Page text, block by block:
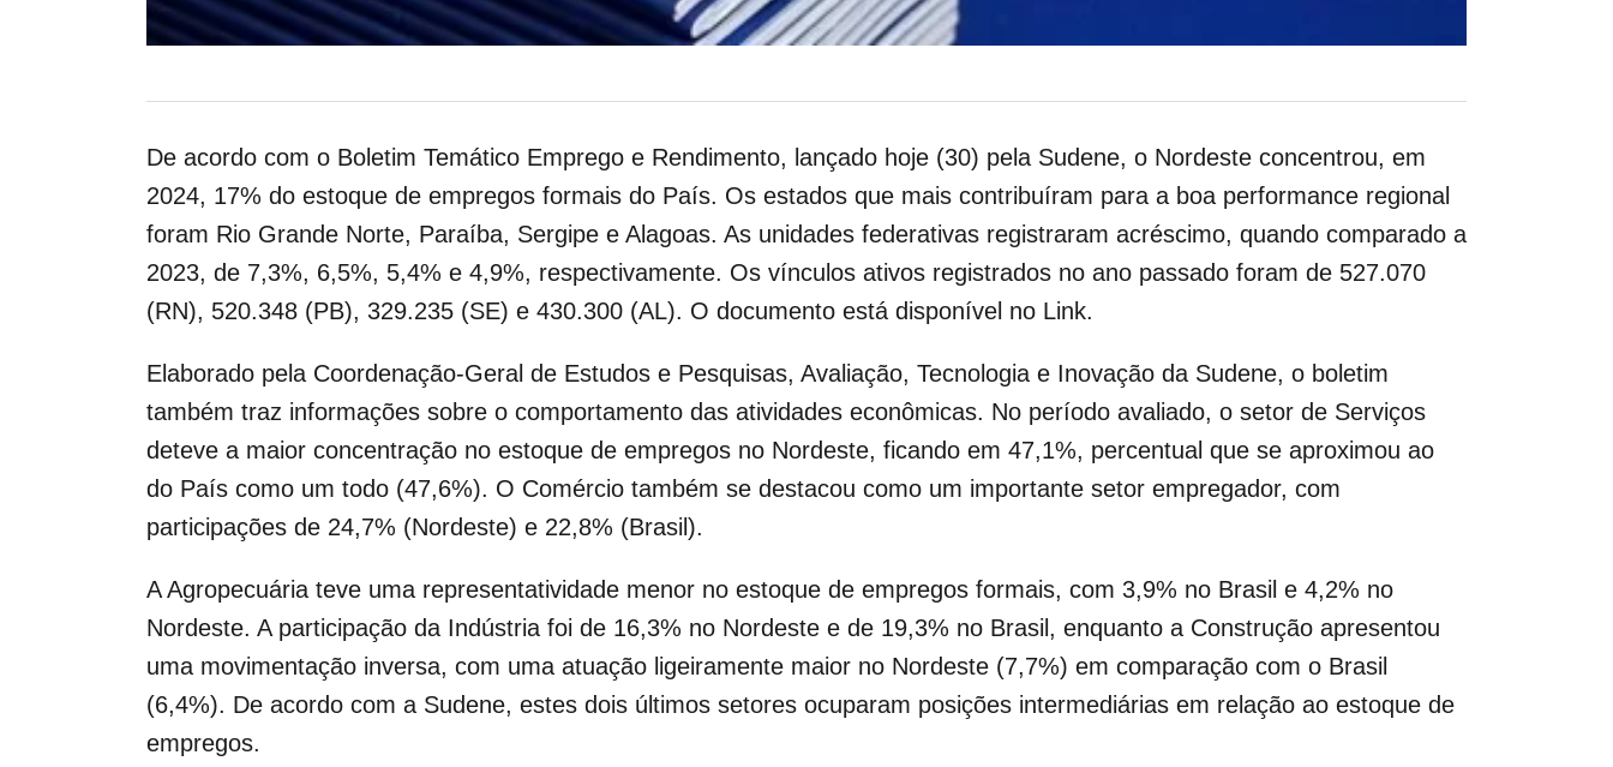
De acordo com o Boletim Temático Emprego e Rendimento, lançado hoje (30) pela Sudene, o Nordeste concentrou, em
2024, 17% do estoque de empregos formais do País. Os estados que mais contribuíram para a boa performance regional
foram Rio Grande Norte, Paraíba, Sergipe e Alagoas. As unidades federativas registraram acréscimo, quando comparado a
2023, de 7,3%, 6,5%, 5,4% e 4,9%, respectivamente. Os vínculos ativos registrados no ano passado foram de 527.070
(RN), 520.348 (PB), 329.235 (SE) e 430.300 (AL). O documento está disponível no Link.
Elaborado pela Coordenação-Geral de Estudos e Pesquisas, Avaliação, Tecnologia e Inovação da Sudene, o boletim
também traz informações sobre o comportamento das atividades econômicas. No período avaliado, o setor de Serviços
deteve a maior concentração no estoque de empregos no Nordeste, ficando em 47,1%, percentual que se aproximou ao
do País como um todo (47,6%). O Comércio também se destacou como um importante setor empregador, com
participações de 24,7% (Nordeste) e 22,8% (Brasil).
A Agropecuária teve uma representatividade menor no estoque de empregos formais, com 3,9% no Brasil e 4,2% no
Nordeste. A participação da Indústria foi de 16,3% no Nordeste e de 19,3% no Brasil, enquanto a Construção apresentou
uma movimentação inversa, com uma atuação ligeiramente maior no Nordeste (7,7%) em comparação com o Brasil
(6,4%). De acordo com a Sudene, estes dois últimos setores ocuparam posições intermediárias em relação ao estoque de
empregos.